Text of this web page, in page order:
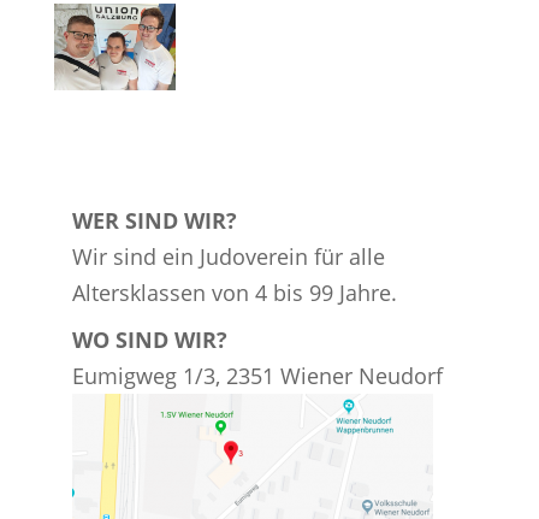
WER SIND WIR?
Wir sind ein Judoverein für alle
Altersklassen von 4 bis 99 Jahre.
WO SIND WIR?
Eumigweg 1/3, 2351 Wiener Neudorf